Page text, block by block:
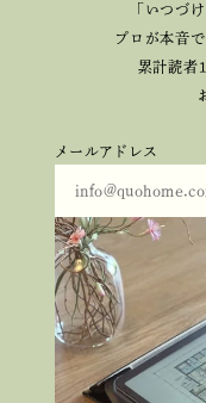
「いつづ
プロが本音
累計読者
メールアドレス